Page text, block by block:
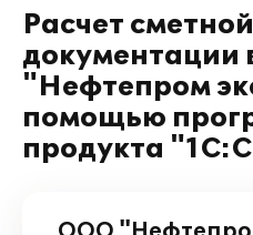
Расчет сметной
документации
"Нефтепром
помощью
продукта